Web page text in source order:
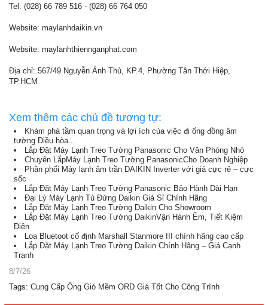
Tel: (028) 66 789 516 - (028) 66 764 050
Website: maylanhdaikin.vn
Website: maylanhthiennganphat.com
Địa chỉ: 567/49 Nguyễn Ảnh Thủ, KP.4, Phường Tân Thới Hiệp,
TP.HCM
Xem thêm các chủ đề tương tự:
Khám phá tầm quan trọng và lợi ích của việc đi ống đồng âm
tường Điều hòa...
Lắp Đặt Máy Lạnh Treo Tường Panasonic Cho Văn Phòng Nhỏ
Chuyên LắpMáy Lạnh Treo Tường PanasonicCho Doanh Nghiệp
Phân phối Máy lạnh âm trần DAIKIN Inverter với giá cực rẻ – cực
sốc
Lắp Đặt Máy Lạnh Treo Tường Panasonic Bảo Hành Dài Hạn
Đại Lý Máy Lạnh Tủ Đứng Daikin Giá Sỉ Chính Hãng
Lắp Đặt Máy Lạnh Treo Tường Daikin Cho Showroom
Lắp Đặt Máy Lạnh Treo Tường DaikinVận Hành Êm, Tiết Kiệm
Điện
Loa Bluetoot cố định Marshall Stanmore III chính hãng cao cấp
Lắp Đặt Máy Lạnh Treo Tường Daikin Chính Hãng – Giá Cạnh
Tranh
8/7/26
Tags: Cung Cấp Ống Gió Mềm ORD Giá Tốt Cho Công Trình